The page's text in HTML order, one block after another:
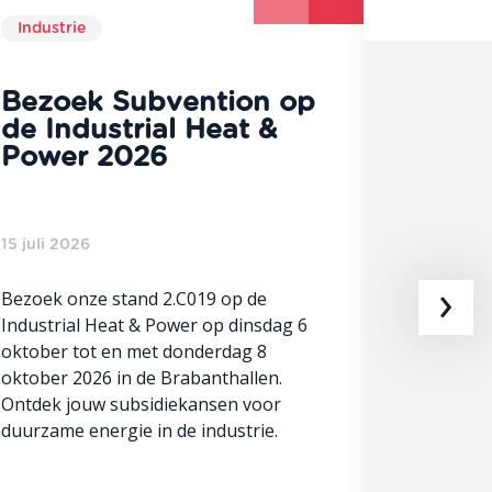
Industrie
Bezoek Subvention op
de Industrial Heat &
Power 2026
15 juli 2026
Bezoek onze stand 2.C019 op de
Industrial Heat & Power op dinsdag 6
oktober tot en met donderdag 8
oktober 2026 in de Brabanthallen.
Ontdek jouw subsidiekansen voor
duurzame energie in de industrie.
›